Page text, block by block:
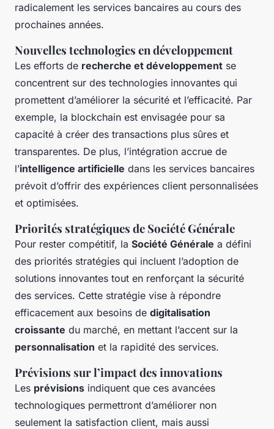
radicalement les services bancaires au cours des
prochaines années.
Nouvelles technologies en développement
Les efforts de recherche et développement se
concentrent sur des technologies innovantes qui
promettent d’améliorer la sécurité et l’efficacité. Par
exemple, la blockchain est envisagée pour sa
capacité à créer des transactions plus sûres et
transparentes. De plus, l’intégration accrue de
l’intelligence artificielle dans les services bancaires
prévoit d’offrir des expériences client personnalisées
et optimisées.
Priorités stratégiques de Société Générale
Pour rester compétitif, la Société Générale a défini
des priorités stratégies qui incluent l’adoption de
solutions innovantes tout en renforçant la sécurité
des services. Cette stratégie vise à répondre
efficacement aux besoins de digitalisation
croissante du marché, en mettant l’accent sur la
personnalisation et la rapidité des services.
Prévisions sur l’impact des innovations
Les prévisions indiquent que ces avancées
technologiques permettront d’améliorer non
seulement la satisfaction client, mais aussi